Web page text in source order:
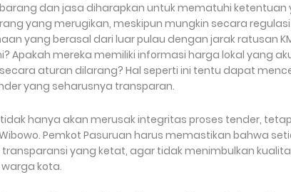
dan jasa diharapkan untuk mematuhi ketentuan
yang merugikan, meskipun mungkin secara
yang berasal dari luar pulau dengan jarak ratusan
Apakah mereka memiliki informasi harga lokal yang
aturan dilarang? Hal seperti ini tentu dapat
yang seharusnya transparan.
hanya akan merusak integritas proses tender,
Pemkot Pasuruan harus memastikan bahwa
yang ketat, agar tidak menimbulkan
kota.